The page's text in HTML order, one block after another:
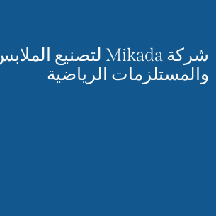
شركة Mikada لتصنيع الملابس
والمستلزمات الرياضية